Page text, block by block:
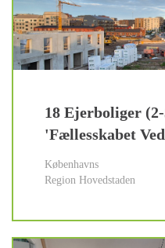
18 Ejerboliger
'Fællesskabet
Københavns
Region Hovedstaden